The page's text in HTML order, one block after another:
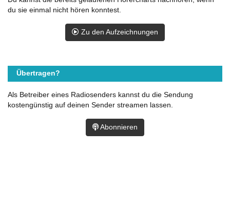
du sie einmal nicht hören konntest.
Zu den Aufzeichnungen
Übertragen?
Als Betreiber eines Radiosenders kannst du die Sendung
kostengünstig auf deinen Sender streamen lassen.
Abonnieren